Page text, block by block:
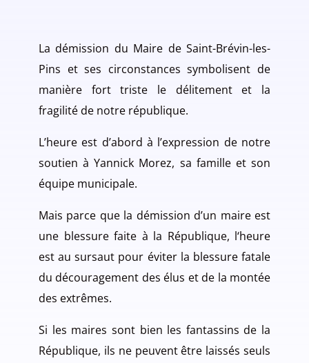
La démission du Maire de Saint-Brévin-les-
Pins et ses circonstances symbolisent de
manière fort triste le délitement et la
fragilité de notre république.
L’heure est d’abord à l’expression de notre
soutien à Yannick Morez, sa famille et son
équipe municipale.
Mais parce que la démission d’un maire est
une blessure faite à la République, l‘heure
est au sursaut pour éviter la blessure fatale
du découragement des élus et de la montée
des extrêmes.
Si les maires sont bien les fantassins de la
République, ils ne peuvent être laissés seuls